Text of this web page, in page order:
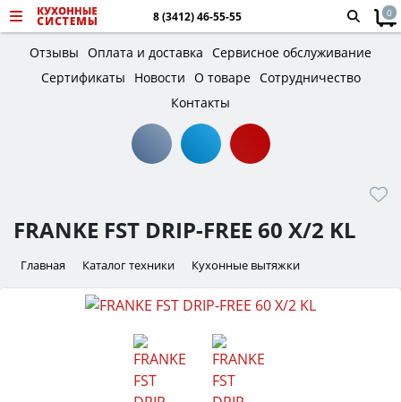
8 (3412) 46-55-55 0
Отзывы Оплата и доставка Сервисное обслуживание
Сертификаты
Новости О товаре Сотрудничество
Контакты
FRANKE FST DRIP-FREE 60 X/2 KL
Главная Каталог техники Кухонные вытяжки